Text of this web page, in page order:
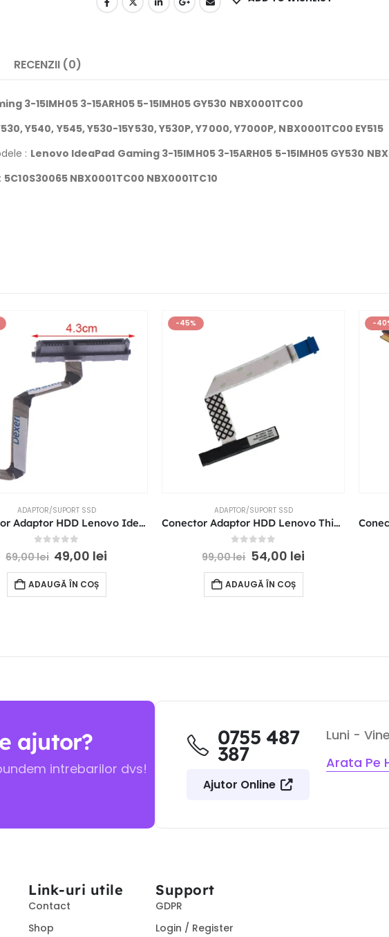
RECENZII (0)
3-15IMH05 3-15ARH05 5-15IMH05 GY530 NBX0001TC00
Y540, Y545, Y530-15Y530, Y530P, Y7000, Y7000P, NBX0001TC00 EY515
: Lenovo IdeaPad Gaming 3-15IMH05 3-15ARH05 5-15IMH05 GY530
5C10S30065 NBX0001TC00 NBX0001TC10
ADAPTOR/SUPORT SSD
Conector Adaptor HDD Lenovo IdeaPad 3 15ARE05 15IIL05 15IML 15IGL05 P/N: NBX0001S900
out of 5
69,00lei 49,00 lei
ADAUGĂ ÎN COȘ
-45%
ADAPTOR/SUPORT SSD
Conector Adaptor HDD Lenovo Thinkpad L580 L590 EL580 NBX0001KP00 NBX0001KP10
out of 5
99,00lei 54,00 lei
ADAUGĂ ÎN COȘ
-
ajutor?
intrebarilor dvs!
0755 487
387
Ajutor Online
Luni -
Arata Pe
Link-uri utile
Contact
Shop
Support
GDPR
Login / Register